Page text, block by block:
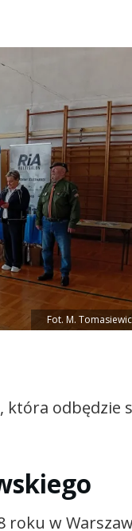
Fot. M.
odbędzie
roku w